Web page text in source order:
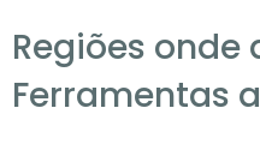
conforme a
oferecem uma
ideal para empresas
crescimento ou
Regiões onde
Ferramentas